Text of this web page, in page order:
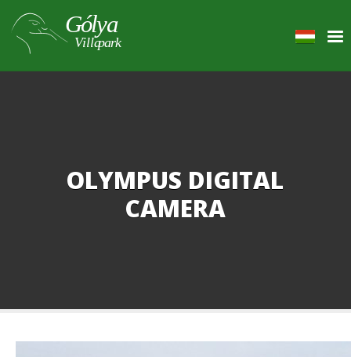
OLYMPUS DIGITAL
CAMERA